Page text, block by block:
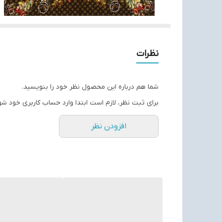
نظرات
شما هم درباره این محصول نظر خود را بنویسید.
برای ثبت نظر، لازم است ابتدا وارد حساب کاربری خود
افزودن نظر